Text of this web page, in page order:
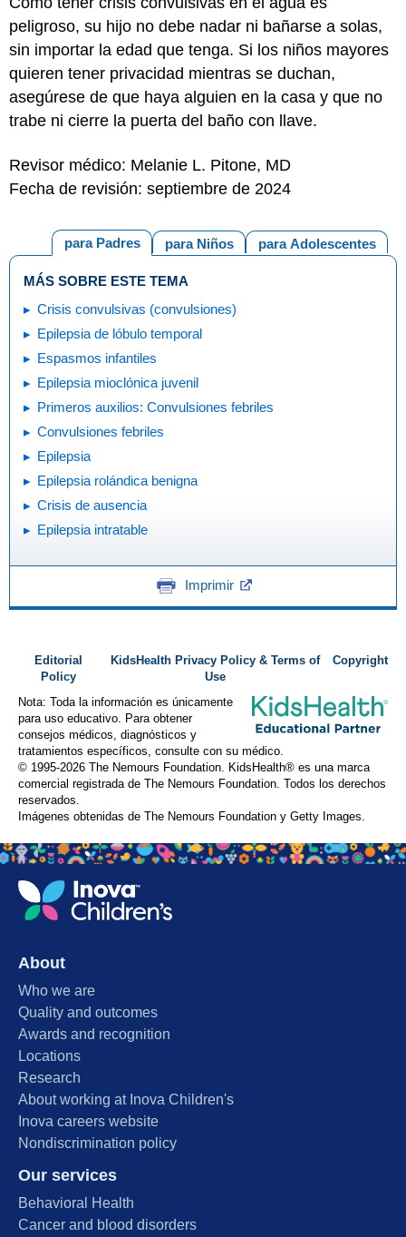
peligroso, su hijo no debe nadar ni bañarse a solas,
sin importar la edad que tenga. Si los niños mayores
quieren tener privacidad mientras se duchan,
asegúrese de que haya alguien en la casa y que no
trabe ni cierre la puerta del baño con llave.
Revisor médico: Melanie L. Pitone, MD
Fecha de revisión: septiembre de 2024
para Adolescentes
para Niños
para Padres
MÁS SOBRE ESTE TEMA
Crisis convulsivas (convulsiones)
Epilepsia de lóbulo temporal
Espasmos infantiles
Epilepsia mioclónica juvenil
Primeros auxilios: Convulsiones febriles
Convulsiones febriles
Epilepsia
Epilepsia rolándica benigna
Crisis de ausencia
Epilepsia intratable
Imprimir
Editorial
Policy
KidsHealth Privacy Policy & Terms of
Use
Copyright
Nota: Toda la información es únicamente
para uso educativo. Para obtener
consejos médicos, diagnósticos y
tratamientos específicos, consulte con su médico.
© 1995-2026 The Nemours Foundation. KidsHealth® es una marca
comercial registrada de The Nemours Foundation. Todos los derechos
reservados.
Imágenes obtenidas de The Nemours Foundation y Getty Images.
About
Who we are
Quality and outcomes
Awards and recognition
Locations
Research
About working at Inova Children's
Inova careers website
Nondiscrimination policy
Our services
Behavioral Health
Cancer and blood disorders